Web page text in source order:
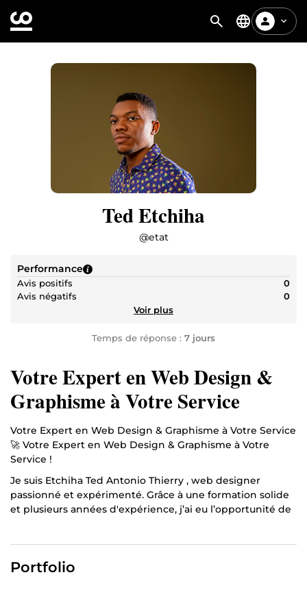
Ted Etchiha
@etat
Performance
Avis positifs
0
Avis négatifs
0
Voir plus
Temps de réponse : 7 jours
Votre Expert en Web Design &
Graphisme à Votre Service
Votre Expert en Web Design & Graphisme à Votre Service
🚀 Votre Expert en Web Design & Graphisme à Votre
Service !
Je suis Etchiha Ted Antonio Thierry , web designer
passionné et expérimenté. Grâce à une formation solide
et plusieurs années d'expérience, j’ai eu l’opportunité de
💻 Création & Gestion de Sites Web Je conçois des sites
modernes, ergonomiques et optimisés pour répondre à
Portfolio